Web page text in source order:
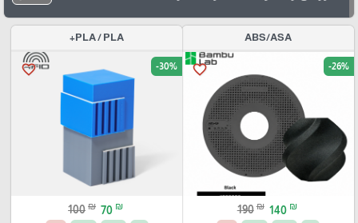
ABS/ASA
favorite_border -26%
190 ₪ 140 ₪
PLA / PLA+
favorite_border -30%
100 ₪ 70 ₪